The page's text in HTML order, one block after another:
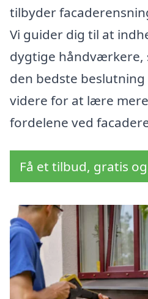
tilbyder
Vi guider dig til at
dygtige håndværkere,
den bedste
videre for at lære
fordelene ved
Få et tilbud, gratis